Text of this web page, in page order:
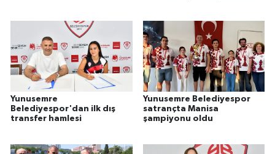
Yunusemre
Belediyespor'dan ilk dış
transfer hamlesi
Yunusemre Belediyespor
satrançta Manisa
şampiyonu oldu